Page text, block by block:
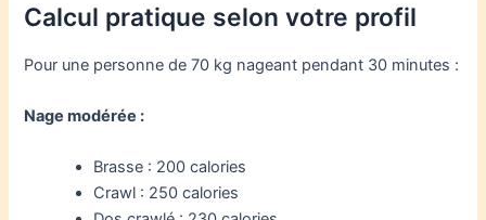
Calcul pratique selon votre profil
Pour une personne de 70 kg nageant pendant 30 minutes :
Nage modérée :
Brasse : 200 calories
Crawl : 250 calories